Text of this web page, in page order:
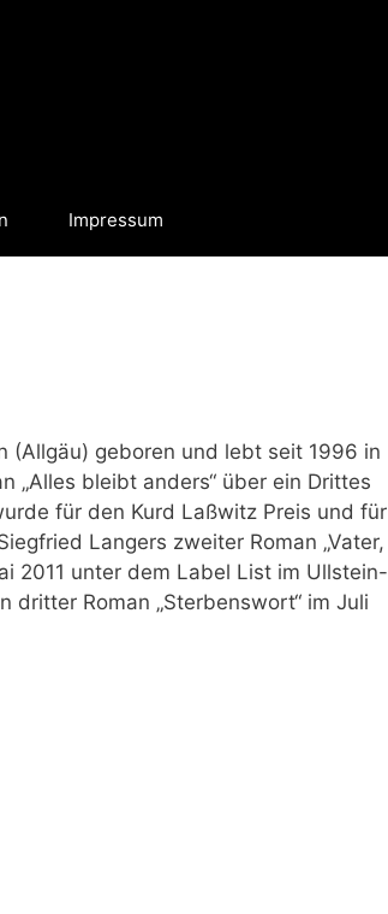
Impressum
(Allgäu) geboren und lebt seit 1996 in
„Alles bleibt anders“ über ein Drittes
für den Kurd Laßwitz Preis und für
Langers zweiter Roman „Vater,
2011 unter dem Label List im Ullstein-
Roman „Sterbenswort“ im Juli